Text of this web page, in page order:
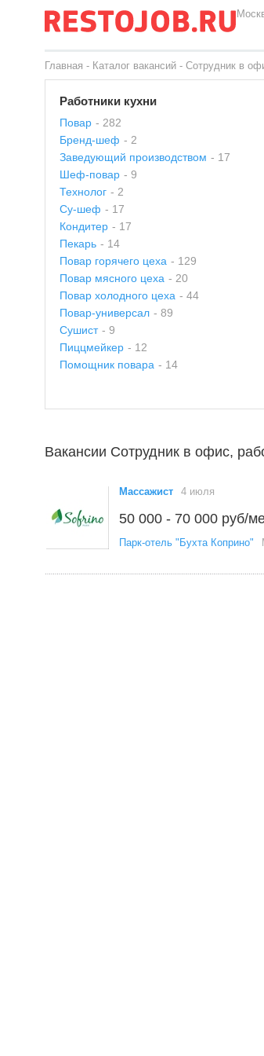
Главная - Каталог вакансий - Сотрудник в
Работники кухни
Повар - 282
Бренд-шеф - 2
Заведующий производством - 17
Шеф-повар - 9
Технолог - 2
Су-шеф - 17
Кондитер - 17
Пекарь - 14
Повар горячего цеха - 129
Повар мясного цеха - 20
Повар холодного цеха - 44
Повар-универсал - 89
Сушист - 9
Пиццмейкер - 12
Помощник повара - 14
Вакансии Сотрудник в офис,
Массажист 4 июля
50 000 - 70 000 руб/
Парк-отель "Бухта Коприно"